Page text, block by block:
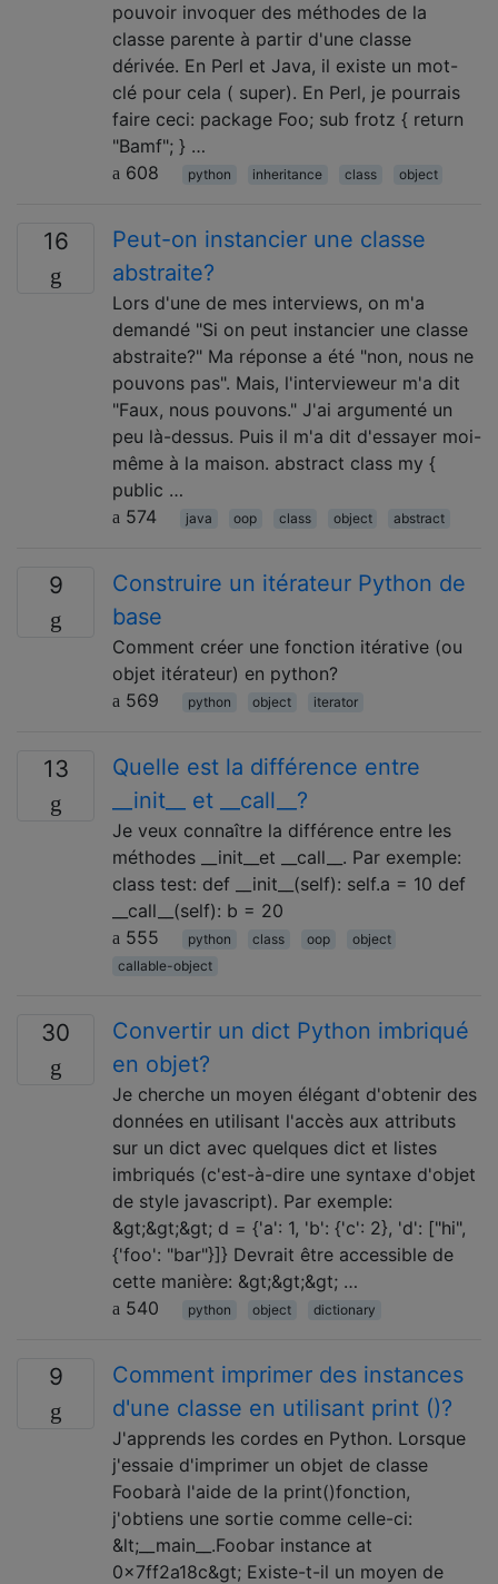
pouvoir invoquer des méthodes de la
classe parente à partir d'une classe
dérivée. En Perl et Java, il existe un mot-
clé pour cela ( super). En Perl, je pourrais
faire ceci: package Foo; sub frotz { return
"Bamf"; } …
608
python inheritance class object
16
Peut-on instancier une classe
abstraite?
Lors d'une de mes interviews, on m'a
demandé "Si on peut instancier une classe
abstraite?" Ma réponse a été "non, nous ne
pouvons pas". Mais, l'intervieweur m'a dit
"Faux, nous pouvons." J'ai argumenté un
peu là-dessus. Puis il m'a dit d'essayer moi-
même à la maison. abstract class my {
public …
574
java oop class object abstract
9
Construire un itérateur Python de
base
Comment créer une fonction itérative (ou
objet itérateur) en python?
569
python object iterator
13
Quelle est la différence entre
__init__ et __call__?
Je veux connaître la différence entre les
méthodes __init__et __call__. Par exemple:
class test: def __init__(self): self.a = 10 def
__call__(self): b = 20
555
python class oop
object
callable-object
30
Convertir un dict Python imbriqué
en objet?
Je cherche un moyen élégant d'obtenir des
données en utilisant l'accès aux attributs
sur un dict avec quelques dict et listes
imbriqués (c'est-à-dire une syntaxe d'objet
de style javascript). Par exemple:
&gt;&gt;&gt; d = {'a': 1, 'b': {'c': 2}, 'd': ["hi",
{'foo': "bar"}]} Devrait être accessible de
cette manière: &gt;&gt;&gt; …
540
python object dictionary
9
Comment imprimer des instances
d'une classe en utilisant print ()?
J'apprends les cordes en Python. Lorsque
j'essaie d'imprimer un objet de classe
Foobarà l'aide de la print()fonction,
j'obtiens une sortie comme celle-ci:
&lt;__main__.Foobar instance at
0x7ff2a18c&gt; Existe-t-il un moyen de